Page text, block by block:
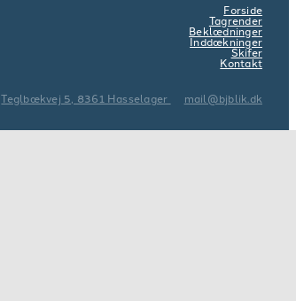
Forside
Tagrender
Beklædninger
Inddækninger
Skifer
Kontakt
Teglbækvej 5, 8361 Hasselager mail@bjblik.dk